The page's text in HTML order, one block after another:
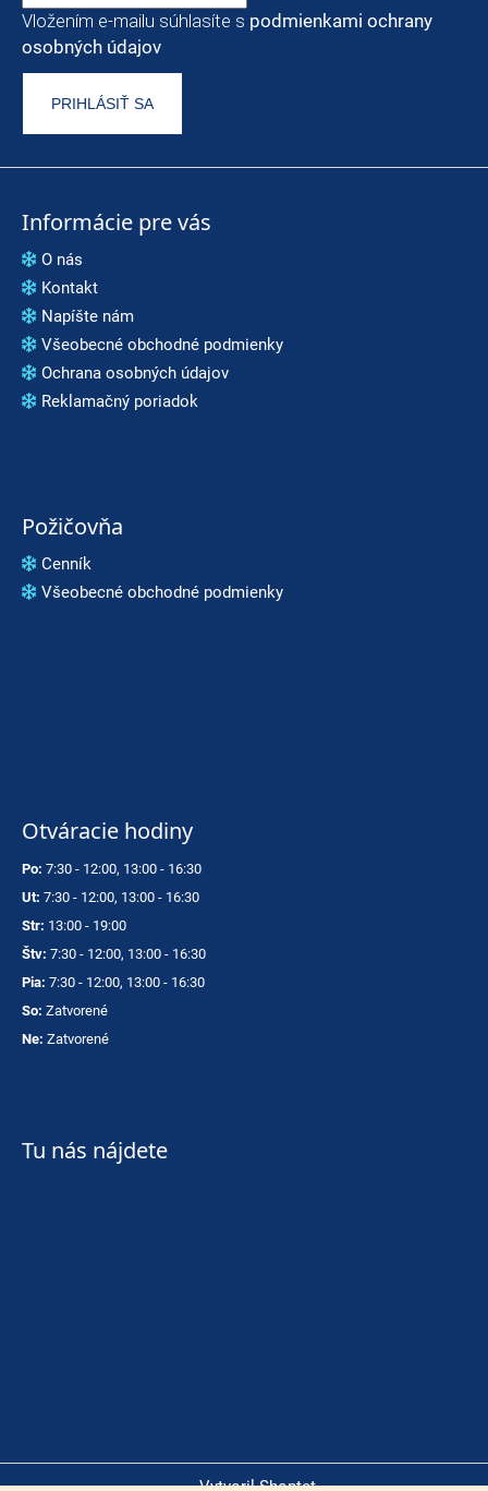
Vložením e-mailu súhlasíte s podmienkami ochrany
osobných údajov
PRIHLÁSIŤ SA
Informácie pre vás
O nás
Kontakt
Napíšte nám
Všeobecné obchodné podmienky
Ochrana osobných údajov
Reklamačný poriadok
Požičovňa
Cenník
Všeobecné obchodné podmienky
Otváracie hodiny
Po: 7:30 - 12:00, 13:00 - 16:30
Ut: 7:30 - 12:00, 13:00 - 16:30
Str: 13:00 - 19:00
Štv: 7:30 - 12:00, 13:00 - 16:30
Pia: 7:30 - 12:00, 13:00 - 16:30
So: Zatvorené
Ne: Zatvorené
Tu nás nájdete
Vytvoril Shoptet